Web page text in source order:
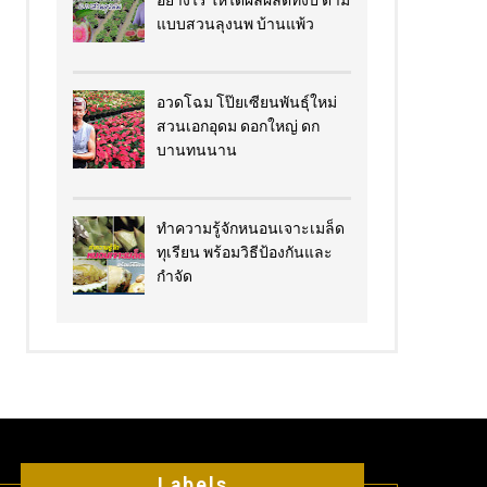
แบบสวนลุงนพ บ้านแพ้ว
อวดโฉม โป๊ยเซียนพันธุ์ใหม่
สวนเอกอุดม ดอกใหญ่ ดก
บานทนนาน
ทำความรู้จักหนอนเจาะเมล็ด
ทุเรียน พร้อมวิธีป้องกันและ
กำจัด